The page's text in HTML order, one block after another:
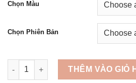
Chọn Màu
Chọn Phiên Bản
Quantity
THÊM VÀO GIỎ